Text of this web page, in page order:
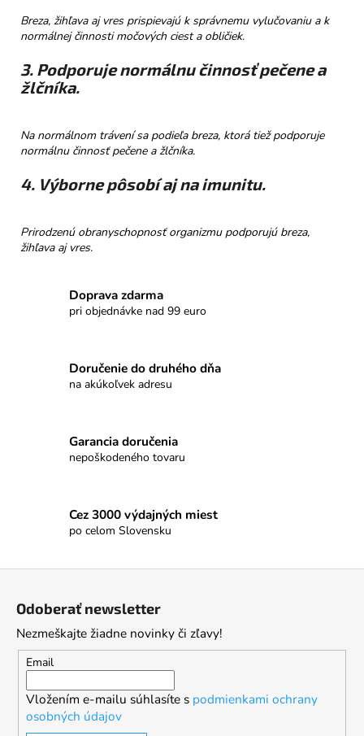
Breza, žihľava aj vres prispievajú k správnemu vylučovaniu a k
normálnej činnosti močových ciest a obličiek.
3. Podporuje normálnu činnosť pečene a
žlčníka.
Na normálnom trávení sa podieľa breza, ktorá tiež podporuje
normálnu činnosť pečene a žlčníka.
4. Výborne pôsobí aj na imunitu.
Prirodzenú obranyschopnosť organizmu podporujú breza,
žihľava aj vres.
Doprava zdarma
pri objednávke nad 99 euro
Doručenie do druhého dňa
na akúkoľvek adresu
Garancia doručenia
nepoškodeného tovaru
Cez 3000 výdajných miest
po celom Slovensku
Odoberať newsletter
Nezmeškajte žiadne novinky či zľavy!
Email
Vložením e-mailu súhlasíte s podmienkami ochrany
osobných údajov